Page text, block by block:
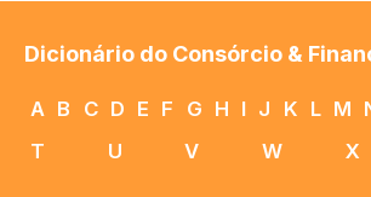
Dicionário do Consórcio &
A B C D E F G H I J K L M
T
U V W X